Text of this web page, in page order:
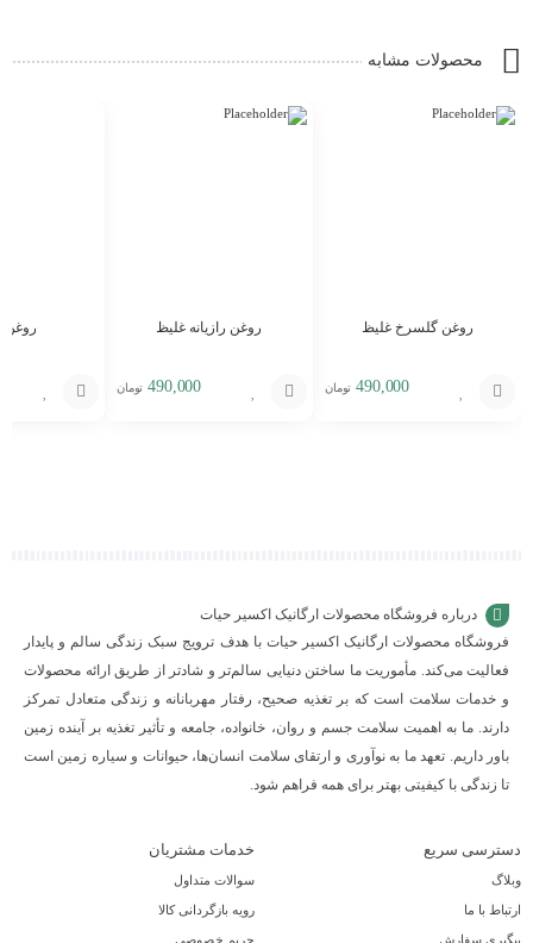
محصولات مشابه
روغن گلسرخ غلیظ
490,000 تومان
روغن رازیانه غلیظ
490,000 تومان
روغن
درباره فروشگاه محصولات ارگانیک اکسیر حیات
فروشگاه محصولات ارگانیک اکسیر حیات با هدف ترویج سبک زندگی سالم و پایدار
فعالیت می‌کند. مأموریت ما ساختن دنیایی سالم‌تر و شادتر از طریق ارائه محصولات
و خدمات سلامت است که بر تغذیه صحیح، رفتار مهربانانه و زندگی متعادل تمرکز
دارند. ما به اهمیت سلامت جسم و روان، خانواده، جامعه و تأثیر تغذیه بر آینده زمین
باور داریم. تعهد ما به نوآوری و ارتقای سلامت انسان‌ها، حیوانات و سیاره زمین است
تا زندگی با کیفیتی بهتر برای همه فراهم شود.
دسترسی سریع
وبلاگ
ارتباط با ما
پیگیری سفارش
خدمات مشتریان
سوالات متداول
رویه بازگردانی کالا
حریم خصوصی